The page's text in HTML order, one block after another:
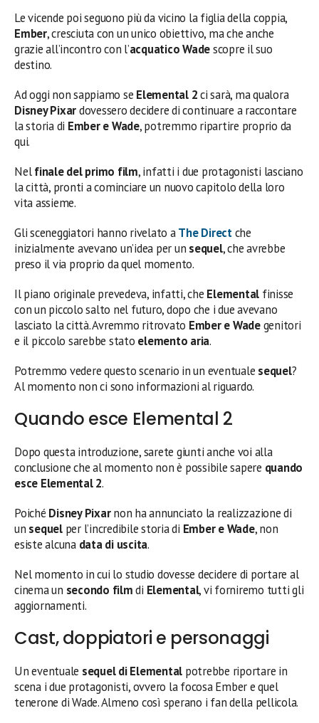
Le vicende poi seguono più da vicino la figlia della coppia,
Ember, cresciuta con un unico obiettivo, ma che anche
grazie all’incontro con l’acquatico Wadescopre il suo
destino.
Ad oggi non sappiamo se Elemental 2ci sarà, ma qualora
Disney Pixardovessero decidere di continuare a raccontare
la storia di Ember e Wade, potremmo ripartire proprio da
qui.
Nelfinale del primo film, infatti i due protagonisti lasciano
la città, pronti a cominciare un nuovo capitolo della loro
vita assieme.
Gli sceneggiatori hanno rivelato aThe Directche
inizialmente avevano un’idea per un sequel, che avrebbe
preso il via proprio da quel momento.
Il piano originale prevedeva, infatti, che Elemental finisse
con un piccolo salto nel futuro, dopo che i due avevano
lasciato la città. Avremmo ritrovato Ember e Wadegenitori
e il piccolo sarebbe stato elemento aria.
Potremmo vedere questo scenario in un eventuale sequel?
Al momento non ci sono informazioni al riguardo.
Quando esce Elemental 2
Dopo questa introduzione, sarete giunti anche voi alla
conclusione che al momento non è possibile sapere quando
esce Elemental 2.
Poiché Disney Pixarnon ha annunciato la realizzazione di
un sequelper l’incredibile storia di Ember e Wade, non
esiste alcuna data di uscita.
Nel momento in cui lo studio dovesse decidere di portare al
cinema un secondo filmdi Elemental, vi forniremo tutti gli
aggiornamenti.
Cast, doppiatori e personaggi
Un eventuale sequel di Elemental potrebbe riportare in
scena i due protagonisti, ovvero la focosa Ember e quel
tenerone di Wade. Almeno così sperano i fan della pellicola.